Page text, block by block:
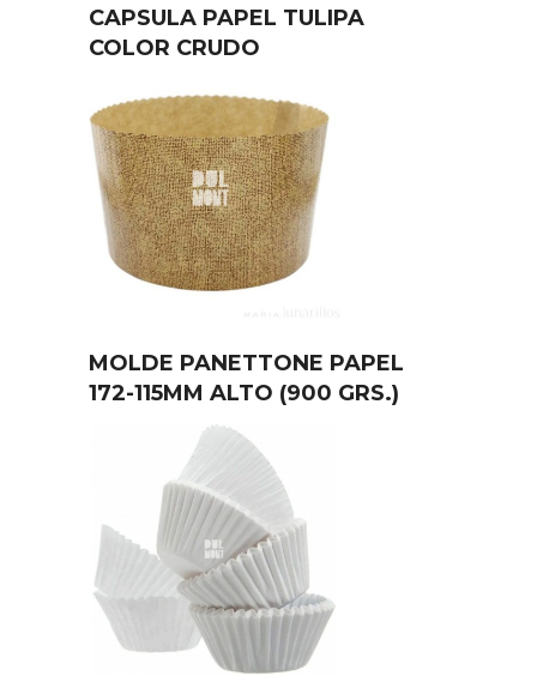
CAPSULA PAPEL TULIPA
COLOR CRUDO
MOLDE PANETTONE PAPEL
172-115MM ALTO (900 GRS.)